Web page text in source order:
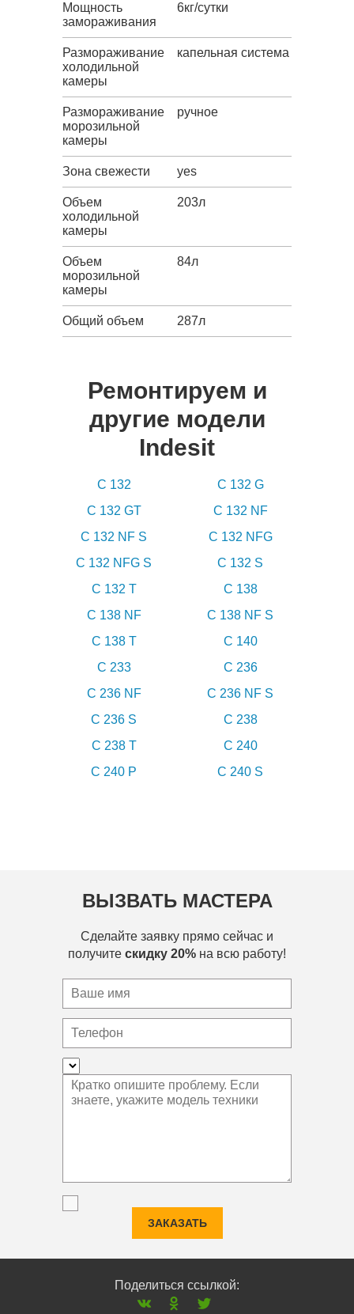
Мощность
замораживания
6кг/сутки
Размораживание
холодильной
камеры
капельная система
Размораживание
морозильной
камеры
ручное
Зона свежести yes
Объем
холодильной
камеры
203л
Объем
морозильной
камеры
84л
Общий объем 287л
Ремонтируем и
другие модели
Indesit
C 132
C 132 G
C 132 GT
C 132 NF
C 132 NF S
C 132 NFG
C 132 NFG S
C 132 S
C 132 T
C 138
C 138 NF
C 138 NF S
C 138 T
C 140
C 233
C 236
C 236 NF
C 236 NF S
C 236 S
C 238
C 238 T
C 240
C 240 P
C 240 S
ВЫЗВАТЬ МАСТЕРА
Сделайте заявку прямо сейчас и
получите скидку 20% на всю работу!
ЗАКАЗАТЬ
Поделиться ссылкой: